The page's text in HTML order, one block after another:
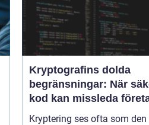
Kryptografins dolda
begränsningar: När
kod kan missleda
Kryptering ses ofta som den